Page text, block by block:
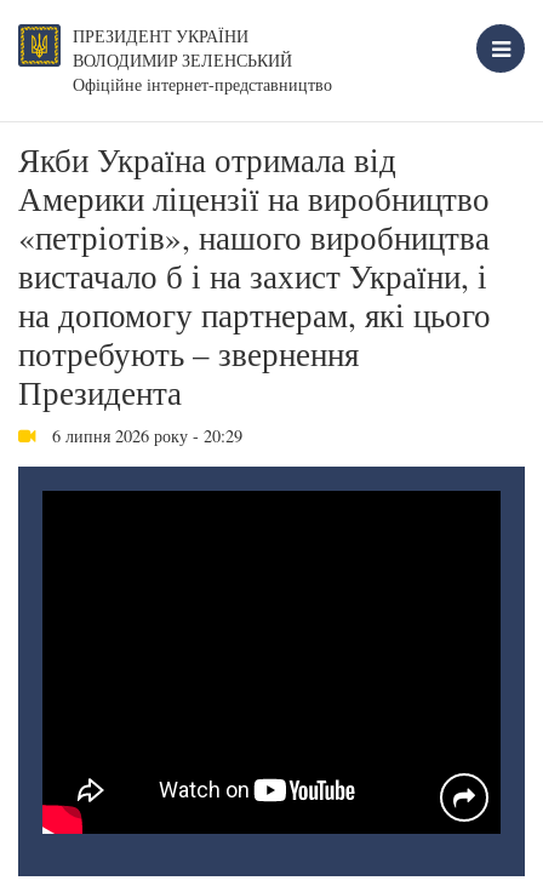
ПРЕЗИДЕНТ УКРАЇНИ
ВОЛОДИМИР ЗЕЛЕНСЬКИЙ
Офіційне інтернет-представництво
Якби Україна отримала від
Америки ліцензії на виробництво
«петріотів», нашого виробництва
вистачало б і на захист України, і
на допомогу партнерам, які цього
потребують – звернення
Президента
6 липня 2026 року - 20:29